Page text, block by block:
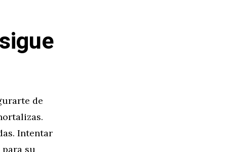
de
Intentar
su